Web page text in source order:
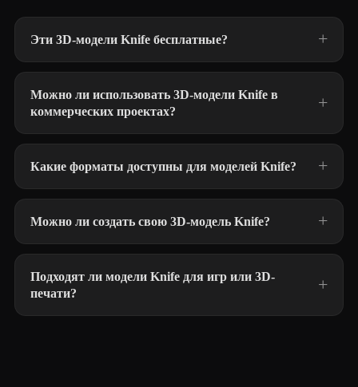
Эти 3D-модели Knife бесплатные?
Можно ли использовать 3D-модели Knife в
коммерческих проектах?
Какие форматы доступны для моделей Knife?
Можно ли создать свою 3D-модель Knife?
Подходят ли модели Knife для игр или 3D-
печати?